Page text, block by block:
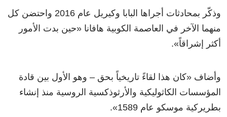
وذكّر بمحادثات أجراها البابا وكيريل عام 2016 واحتضن كل
منهما الآخر في العاصمة الكوبية هافانا «حين بدت الأمور
أكثر إشراقاً»
.
وأضاف «كان هذا لقاءً تاريخياً بحق – وهو الأول بين قادة
المؤسسات الكاثوليكية والأرثوذكسية الروسية منذ إنشاء
بطريركية موسكو عام 1589
»
.